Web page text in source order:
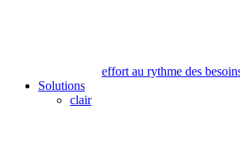
effort au rythme des
Solutions
clair